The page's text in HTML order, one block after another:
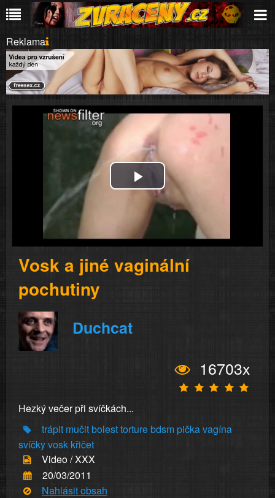
Reklama
Play
Video
Vosk a jiné vaginální
pochutiny
Duchcat
16703x
Hezký večer při svíčkách...
trápit mučitbolesttorturebdsmpičkavagína
svíčkyvosk křičet
Video / XXX
20/03/2011
Nahlásit obsah